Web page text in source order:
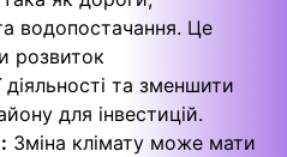
водопостачання. Це
розвиток
та зменшити
для інвестицій.
Зміна клімату може мати